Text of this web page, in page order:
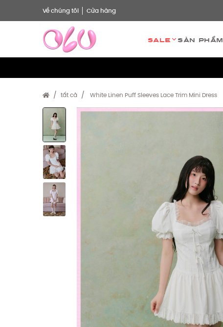
Về chúng tôi Cửa hàng
Sale Sản phẩm
tất cả White Linen Puff Sleeves Lace Trim Mini Dress